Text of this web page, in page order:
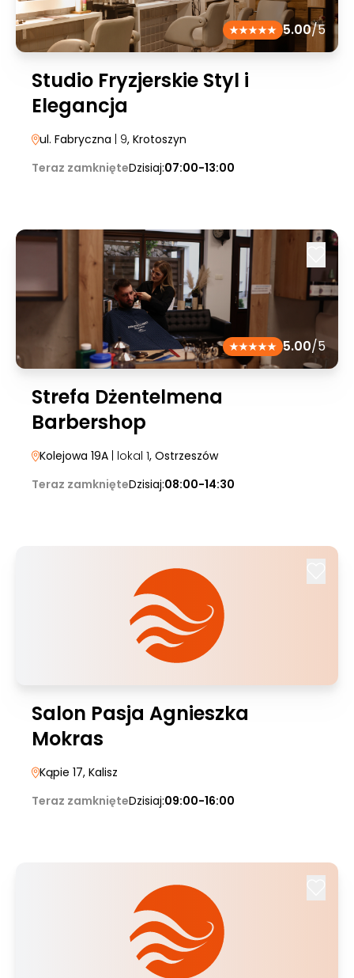
5.00/5
Studio Fryzjerskie Styl i
Elegancja
ul. Fabryczna | 9, Krotoszyn
Teraz zamknięteDzisiaj:07:00-13:00
5.00/5
Strefa Dżentelmena
Barbershop
Kolejowa 19A | lokal 1, Ostrzeszów
Teraz zamknięteDzisiaj:08:00-14:30
Salon Pasja Agnieszka
Mokras
Kąpie 17, Kalisz
Teraz zamknięteDzisiaj:09:00-16:00